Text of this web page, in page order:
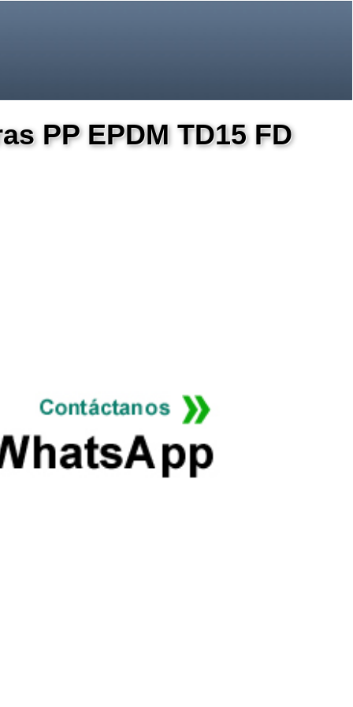
PP EPDM TD15 FD